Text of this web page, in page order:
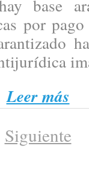
por
Leer más
Siguiente